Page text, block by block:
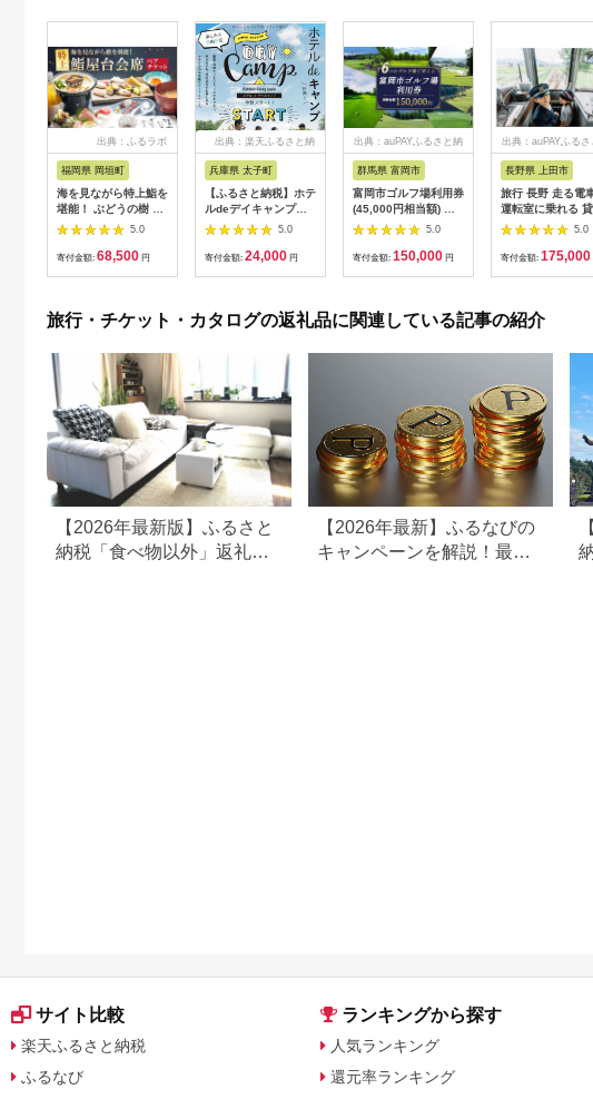
出典：ふるラボ
福岡県 岡垣町
海を見ながら特上鮨を
堪能！ ぶどうの樹 鮨
屋台ペア お食事券 海
鮮 海 屋台 食事 ペア
福岡県 岡垣町
5.0
寄付金額: 68,500 円
出典：楽天ふるさと納
兵庫県 太子町
【ふるさと納税】ホテ
ルdeデイキャンプ体
験チケット
【1364991】
5.0
寄付金額: 24,000 円
出典：auPAYふるさと納
群馬県 富岡市
富岡市ゴルフ場利用券
(45,000円相当額) ゴ
ルフ チケット 平日 土
日 祝日 プレー券 関東
群馬県 首都圏 F20E-
5.0
寄付金額: 150,000 円
出典：auPAYふるさ
長野県 上田市
旅行 長野 走る電
運転室に乗れる 貸
列車でお仕事体験
験 チケット 電車
列車 サービス 子供
5.0
寄付金額: 175,000
旅行・チケット・カタログの返礼品に関連している記事の紹介
【2026年最新版】ふるさと
納税「食べ物以外」返礼品
【2026年最新】ふるなびの
キャンペーンを解説！最大
サイト比較
楽天ふるさと納税
ふるなび
ランキングから探す
人気ランキング
還元率ランキング